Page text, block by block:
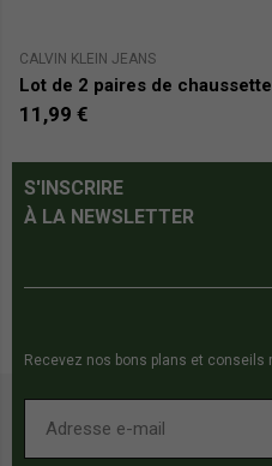
CALVIN KLEIN JEANS
Lot de 2 paires de
11,99 €
S'INSCRIRE
À LA NEWSLETTER
Recevez nos bons plans et conseils